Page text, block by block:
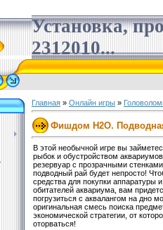
Установка,
2312010...
Главная » Онлайн игры »
Фишдом H2O.
В этой необычной игре вы
рыбок и обустройством
резервуар с прозрачными
подводный рай будет непросто!
средства для покупки аппаратуры
обитателей аквариума, вам
погрузиться с аквалангом на дно
оригинальная смесь поиска
экономической стратегии, от
оторваться!